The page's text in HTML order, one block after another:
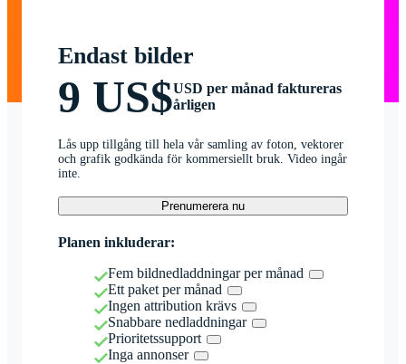
Endast bilder
9 US$USD per månad faktureras
årligen
Lås upp tillgång till hela vår samling av foton, vektorer
och grafik godkända för kommersiellt bruk. Video ingår
inte.
Prenumerera nu
Planen inkluderar:
Fem bildnedladdningar per månad
Ett paket per månad
Ingen attribution krävs
Snabbare nedladdningar
Prioritetssupport
Inga annonser